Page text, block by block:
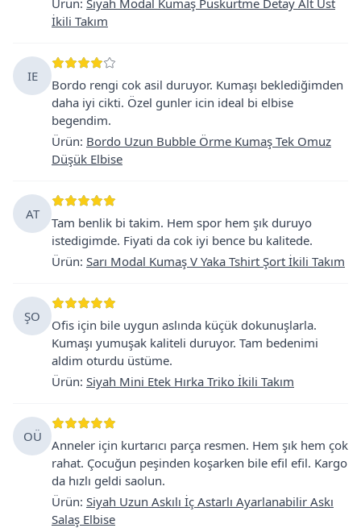
İkili Takım
IE
Bordo rengi cok asil duruyor. Kumaşı beklediğimden
daha iyi cikti. Özel gunler icin ideal bi elbise
begendim.
Ürün: Bordo Uzun Bubble Örme Kumaş Tek Omuz
Düşük Elbise
AT
Tam benlik bi takim. Hem spor hem şık duruyo
istedigimde. Fiyati da cok iyi bence bu kalitede.
Ürün: Sarı Modal Kumaş V Yaka Tshirt Şort İkili Takım
ŞO
Ofis için bile uygun aslında küçük dokunuşlarla.
Kumaşı yumuşak kaliteli duruyor. Tam bedenimi
aldim oturdu üstüme.
Ürün: Siyah Mini Etek Hırka Triko İkili Takım
OÜ
Anneler için kurtarıcı parça resmen. Hem şık hem çok
rahat. Çocuğun peşinden koşarken bile efil efil. Kargo
da hızlı geldi saolun.
Ürün: Siyah Uzun Askılı İç Astarlı Ayarlanabilir Askı
Salaş Elbise